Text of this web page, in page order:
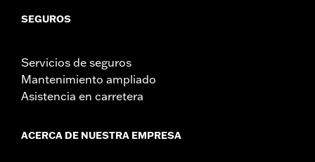
SEGUROS
Servicios de seguros
Mantenimiento ampliado
Asistencia en carretera
ACERCA DE NUESTRA EMPRESA